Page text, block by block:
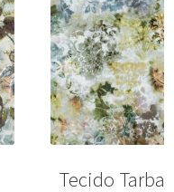
Tecido